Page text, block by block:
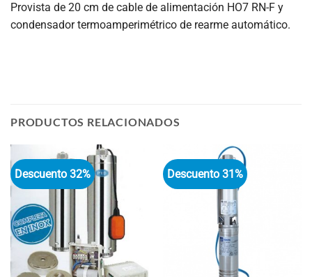
Provista de 20 cm de cable de alimentación HO7 RN-F y
condensador termoamperimétrico de rearme automático.
PRODUCTOS RELACIONADOS
Descuento 32% Descuento 31%